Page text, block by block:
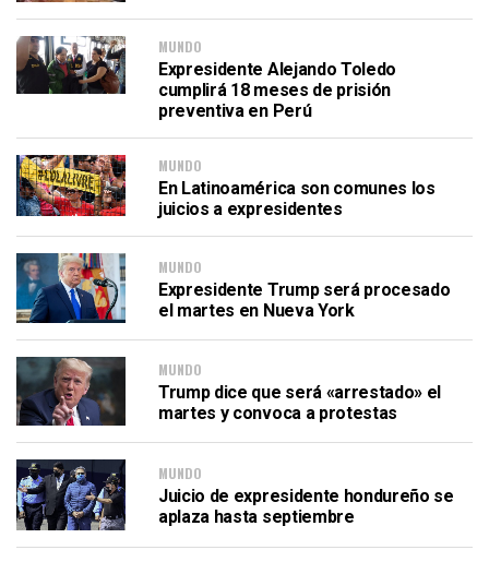
MUNDO
Expresidente Alejando Toledo
cumplirá 18 meses de prisión
preventiva en Perú
MUNDO
En Latinoamérica son comunes los
juicios a expresidentes
MUNDO
Expresidente Trump será procesado
el martes en Nueva York
MUNDO
Trump dice que será «arrestado» el
martes y convoca a protestas
MUNDO
Juicio de expresidente hondureño se
aplaza hasta septiembre